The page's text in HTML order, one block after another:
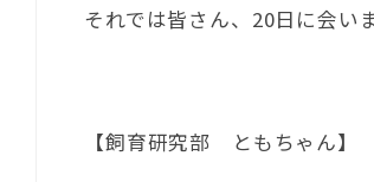
それでは皆さん、20日に会い
【飼育研究部 ともちゃん】